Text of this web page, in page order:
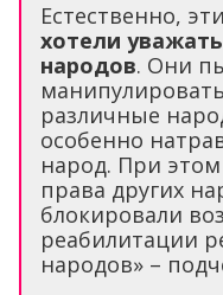
Естественно, эти
хотели
народов. Они
различные
особенно
народ. При
права других
блокировали
реабилитации
народов» –